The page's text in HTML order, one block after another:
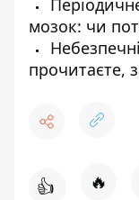
мозок: чи
прочитаєте,
👍 🔥